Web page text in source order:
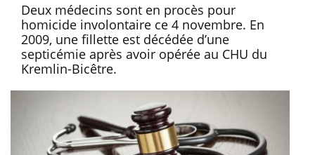
Deux médecins sont en procès pour
homicide involontaire ce 4 novembre. En
2009, une fillette est décédée d’une
septicémie après avoir opérée au CHU du
Kremlin-Bicêtre.